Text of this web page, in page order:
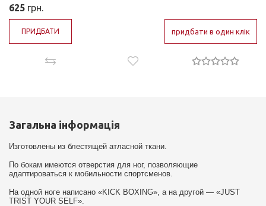
625 грн.
ПРИДБАТИ придбати в один клік
Загальна інформація
Изготовлены из блестящей атласной ткани.
По бокам имеются отверстия для ног, позволяющие
адаптироваться к мобильности спортсменов.
На одной ноге написано «KICK BOXING», а на другой — «JUST
TRIST YOUR SELF».